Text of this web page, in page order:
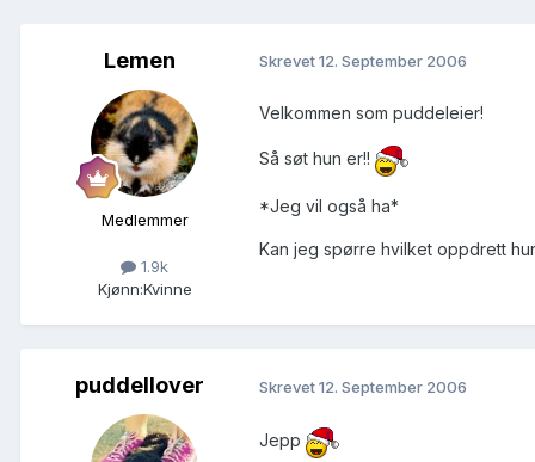
Lemen
Medlemmer
1.9k
Kjønn:Kvinne
Skrevet12. September 2006
Velkommen som puddeleier!
Så søt hun er!!
*Jeg vil også ha*
Kan jeg spørre hvilket oppdrett
puddellover Skrevet12. September 2006
Jepp